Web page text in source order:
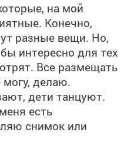
на мой
Конечно,
разные вещи. Но,
интересно для тех
Все размещать
могу, делаю.
дети танцуют.
есть
снимок или